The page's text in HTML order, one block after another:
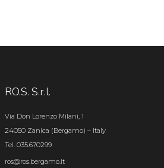
RO.S. S.r.l.
Via Don Lorenzo Milani, 1
24050 Zanica (Bergamo) – Italy
Tel. 035.670299
ros@ros.bergamo.it